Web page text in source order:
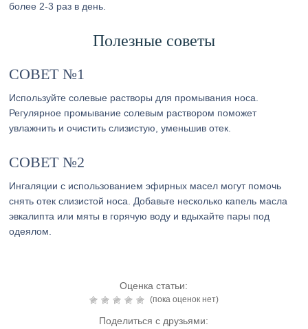
более 2-3 раз в день.
Полезные советы
СОВЕТ №1
Используйте солевые растворы для промывания носа.
Регулярное промывание солевым раствором поможет
увлажнить и очистить слизистую, уменьшив отек.
СОВЕТ №2
Ингаляции с использованием эфирных масел могут помочь
снять отек слизистой носа. Добавьте несколько капель масла
эвкалипта или мяты в горячую воду и вдыхайте пары под
одеялом.
Оценка статьи:
(пока оценок нет)
Поделиться с друзьями: